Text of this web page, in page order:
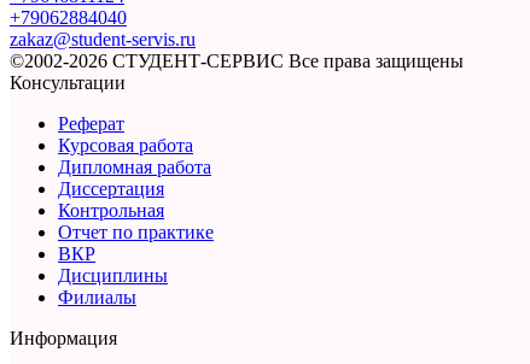
+79062884040
zakaz@student-servis.ru
©2002-2026 СТУДЕНТ-СЕРВИС Все права защищены
Консультации
Реферат
Курсовая работа
Дипломная работа
Диссертация
Контрольная
Отчет по практике
ВКР
Дисциплины
Филиалы
Информация